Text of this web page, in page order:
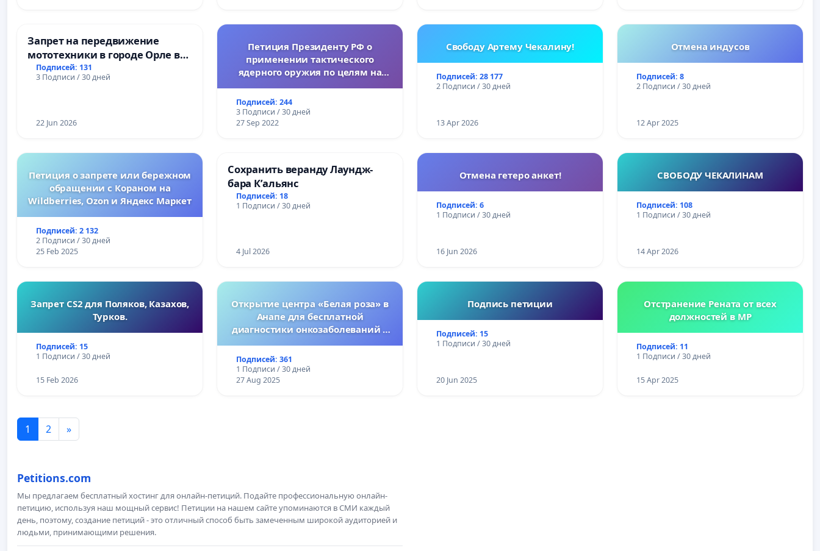
Запрет на передвижение
мототехники в городе Орле в
ночное время (с 22:00 до 05:00)
Подписей: 131
3 Подписи / 30 дней
22 Jun 2026
Петиция Президенту РФ о
применении тактического
ядерного оружия по целям на
Подписей: 244
3 Подписи / 30 дней
27 Sep 2022
Свободу Артему Чекалину!
Подписей: 28 177
2 Подписи / 30 дней
13 Apr 2026
Отмена индусов
Подписей: 8
2 Подписи / 30 дней
12 Apr 2025
Петиция о запрете или бережном
обращении с Кораном на
Wildberries, Ozon и Яндекс Маркет
Подписей: 2 132
2 Подписи / 30 дней
25 Feb 2025
Сохранить веранду Лаундж-
бара К’альянс
Подписей: 18
1 Подписи / 30 дней
4 Jul 2026
Отмена гетеро анкет!
Подписей: 6
1 Подписи / 30 дней
16 Jun 2026
СВОБОДУ ЧЕКАЛИНАМ
Подписей: 108
1 Подписи / 30 дней
14 Apr 2026
Запрет CS2 для Поляков, Казахов,
Турков.
Подписей: 15
1 Подписи / 30 дней
15 Feb 2026
Открытие центра «Белая роза» в
Анапе для бесплатной
диагностики онкозаболеваний у
Подписей: 361
1 Подписи / 30 дней
27 Aug 2025
Подпись петиции
Подписей: 15
1 Подписи / 30 дней
20 Jun 2025
Отстранение Рената от всех
должностей в МР
Подписей: 11
1 Подписи / 30 дней
15 Apr 2025
1 2 »
Petitions.com
Мы предлагаем бесплатный хостинг для онлайн-петиций. Подайте профессиональную онлайн-
петицию, используя наш мощный сервис! Петиции на нашем сайте упоминаются в СМИ каждый
день, поэтому, создание петиций - это отличный способ быть замеченным широкой аудиторией и
людьми, принимающими решения.